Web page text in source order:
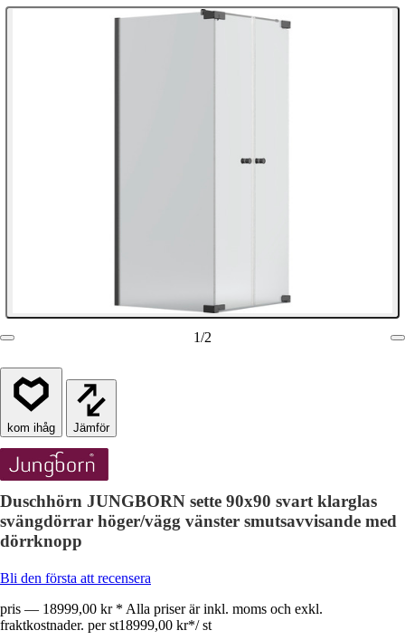
1/2
Jämför
Duschhörn JUNGBORN sette 90x90 svart klarglas
svängdörrar höger/vägg vänster smutsavvisande med
dörrknopp
Bli den första att recensera
pris — 18999,00 kr * Alla priser är inkl. moms och exkl.
fraktkostnader. per st18999,00 kr*/ st